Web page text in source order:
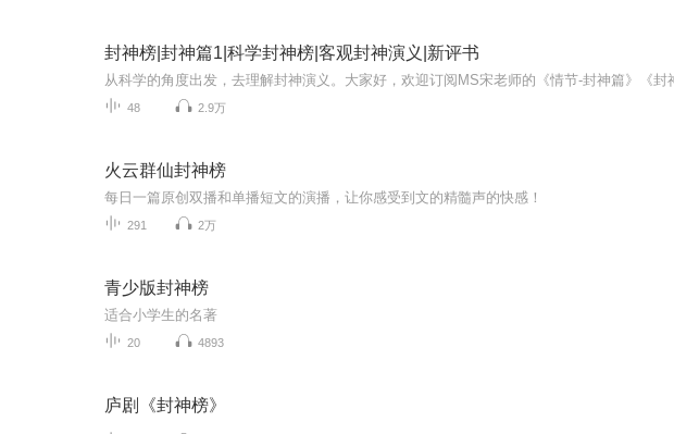
封神榜|封神篇1|科学封神榜|客观封神演义|新评书
48 2.9万
火云群仙封神榜
每日一篇原创双播和单播短文的演播，让你感受到文的精髓声的快感！
291 2万
青少版封神榜
适合小学生的名著
20 4893
庐剧《封神榜》